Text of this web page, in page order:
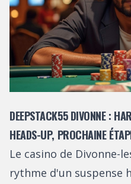
DEEPSTACK55 DIVONNE :
HEADS-UP, PROCHAINE
Le casino de Divonne-
rythme d'un suspense